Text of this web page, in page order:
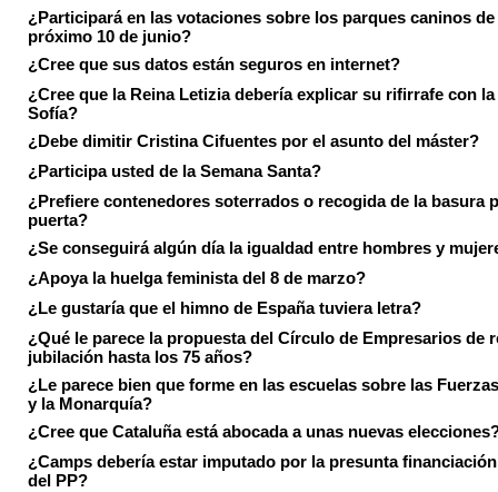
¿Participará en las votaciones sobre los parques caninos de
próximo 10 de junio?
¿Cree que sus datos están seguros en internet?
¿Cree que la Reina Letizia debería explicar su rifirrafe con la
Sofía?
¿Debe dimitir Cristina Cifuentes por el asunto del máster?
¿Participa usted de la Semana Santa?
¿Prefiere contenedores soterrados o recogida de la basura
puerta?
¿Se conseguirá algún día la igualdad entre hombres y
¿Apoya la huelga feminista del 8 de marzo?
¿Le gustaría que el himno de España tuviera letra?
¿Qué le parece la propuesta del Círculo de Empresarios de
jubilación hasta los 75 años?
¿Le parece bien que forme en las escuelas sobre las
y la Monarquía?
¿Cree que Cataluña está abocada a unas nuevas
¿Camps debería estar imputado por la presunta
del PP?